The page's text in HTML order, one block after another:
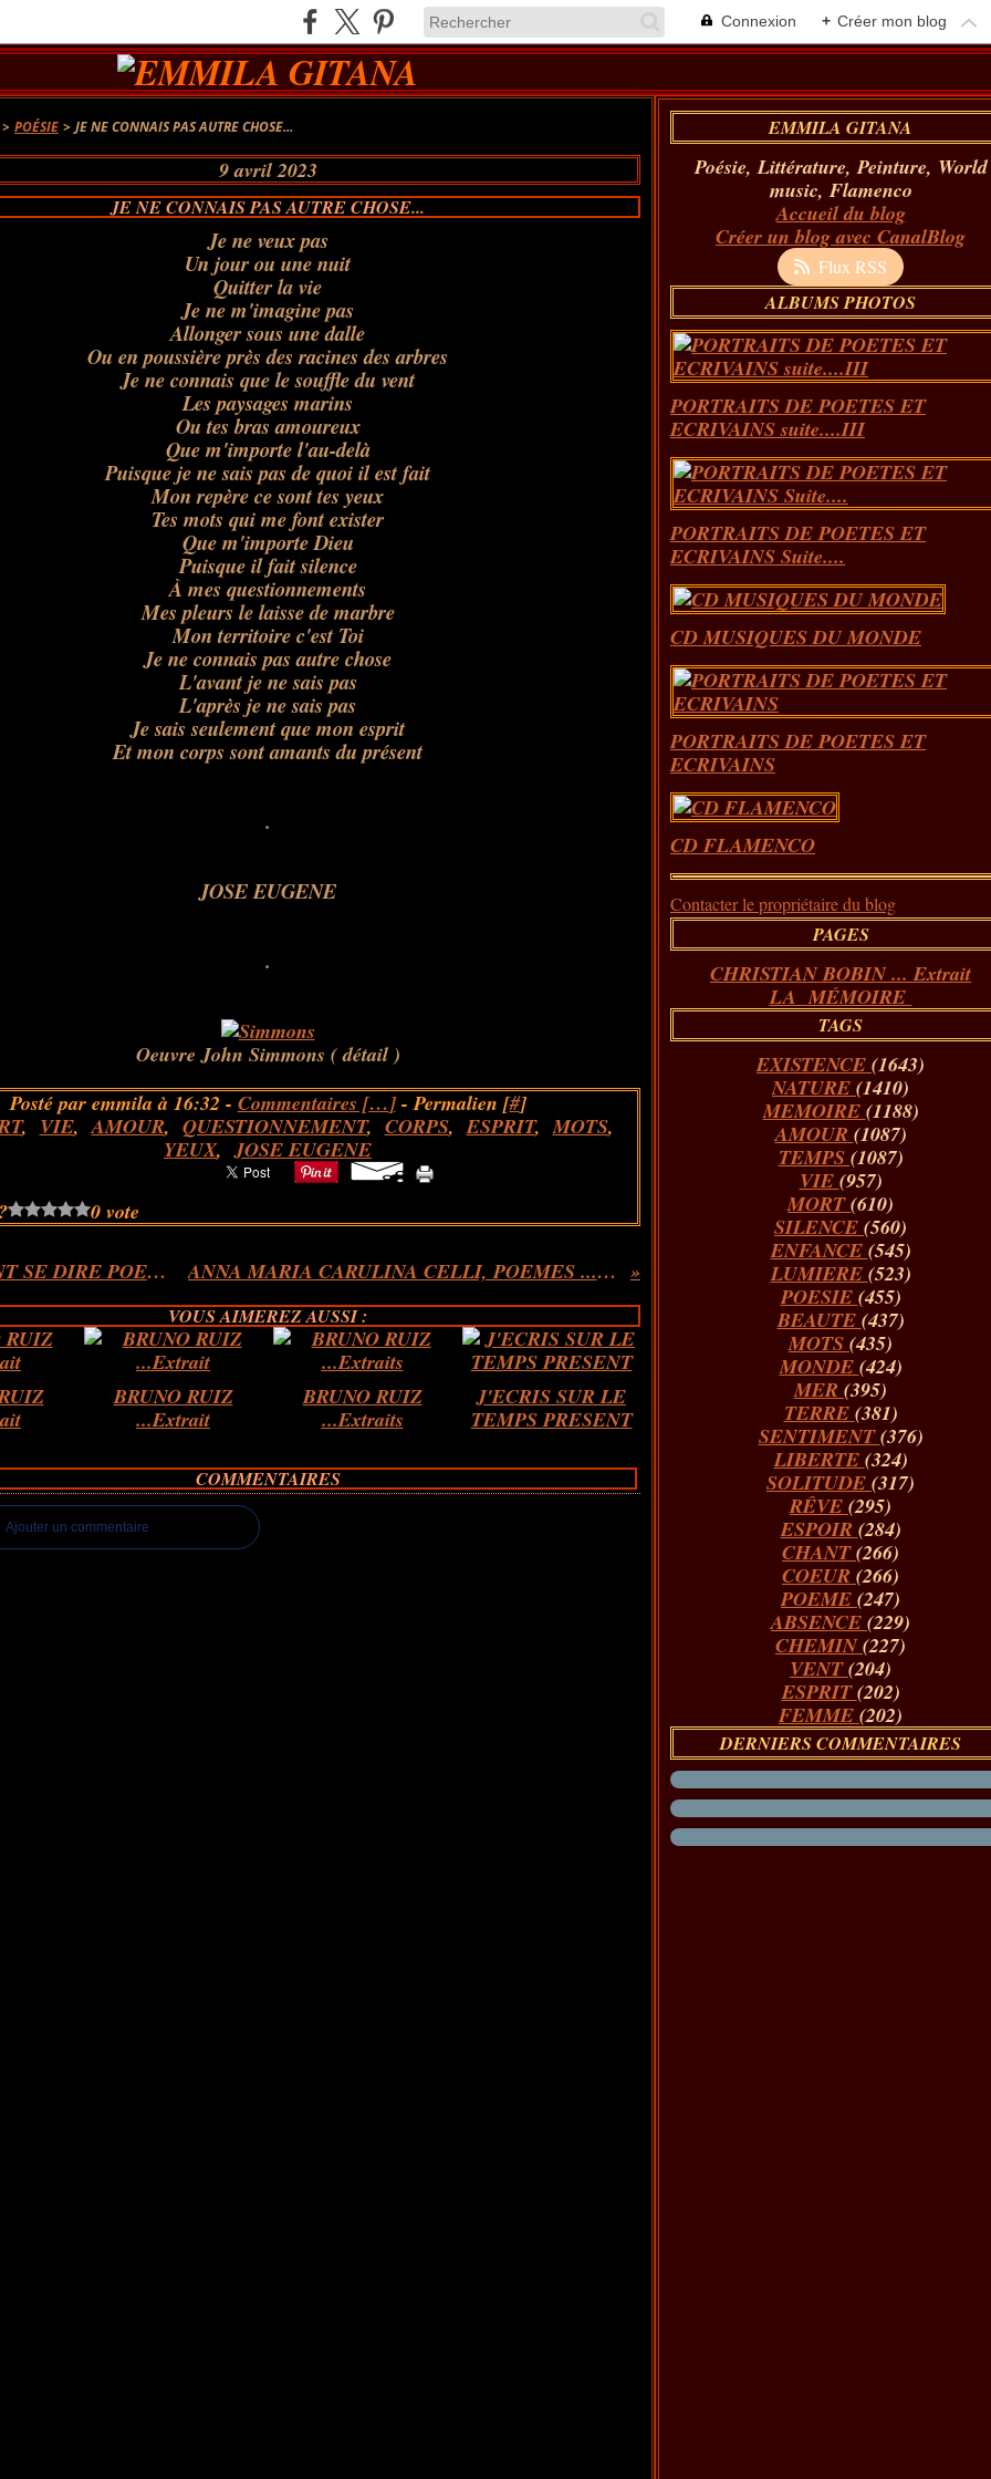
Connexion + Créer mon blog
> POÉSIE > JE NE CONNAIS PAS AUTRE CHOSE...
9 avril 2023
JE NE CONNAIS PAS AUTRE CHOSE...
Je ne veux pas
Un jour ou une nuit
Quitter la vie
Jene m'imagine pas
Allonger sous une dalle
Ou en poussière près des racines des arbres
Je ne connais que le souffle du vent
Les paysages marins
Ou tes bras amoureux
Que m'importe l'au-delà
Puisque je ne sais pas de quoi il est fait
Mon repère ce sont tes yeux
Tes mots qui me font exister
Que m'importe Dieu
Puisque il fait silence
À mes questionnements
Mes pleurs le laisse de marbre
Mon territoire c'est Toi
Je ne connais pas autre chose
L'avant je ne sais pas
L'après je ne sais pas
Je sais seulement que mon esprit
Et mon corps sont amants du présent
.
JOSE EUGENE
.
Oeuvre John Simmons ( détail )
Posté par emmila à 16:32 - Commentaires […]- Permalien [#]
, VIE,AMOUR, QUESTIONNEMENT, CORPS,ESPRIT,MOTS,
YEUX,JOSE EUGENE
0 vote
COMMENT SE DIRE POETE ? ANNA MARIA CARULINA CELLI, POEMES ...Extrait
VOUS AIMEREZ AUSSI :
BRUNO RUIZ
...Extrait
BRUNO RUIZ
...Extraits
J'ECRIS SUR LE
TEMPS PRESENT
COMMENTAIRES
Ajouter un commentaire
EMMILA GITANA
Poésie, Littérature, Peinture, World
music, Flamenco
Accueil du blog
Créer un blog avec CanalBlog
Flux RSS
ALBUMS PHOTOS
PORTRAITS DE POETES ET
ECRIVAINS suite....III
PORTRAITS DE POETES ET
ECRIVAINS Suite....
CD MUSIQUES DU MONDE
PORTRAITS DE POETES ET
ECRIVAINS
CD FLAMENCO
Contacter le propriétaire du blog
PAGES
CHRISTIAN BOBIN ... Extrait
LA MÉMOIRE
TAGS
EXISTENCE (1643)
NATURE (1410)
MEMOIRE (1188)
AMOUR (1087)
TEMPS (1087)
VIE (957)
MORT(610)
SILENCE (560)
ENFANCE (545)
LUMIERE (523)
POESIE (455)
BEAUTE (437)
MOTS (435)
MONDE (424)
MER (395)
TERRE (381)
SENTIMENT(376)
LIBERTE (324)
SOLITUDE (317)
RÊVE (295)
ESPOIR (284)
CHANT(266)
COEUR (266)
POEME (247)
ABSENCE (229)
CHEMIN(227)
VENT(204)
ESPRIT(202)
FEMME (202)
DERNIERS COMMENTAIRES